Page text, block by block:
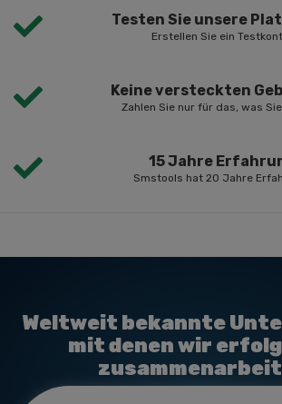
Testen Sie unsere
Erstellen Sie ein
Keine versteckten
Zahlen Sie nur für das, was
15 Jahre
Smstools hat 20 Jahre
Weltweit bekannte
mit denen wir